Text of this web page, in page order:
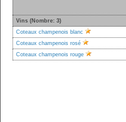
Vins (Nombre: 3)
Coteaux champenois blanc
Coteaux champenois rosé
Coteaux champenois rouge